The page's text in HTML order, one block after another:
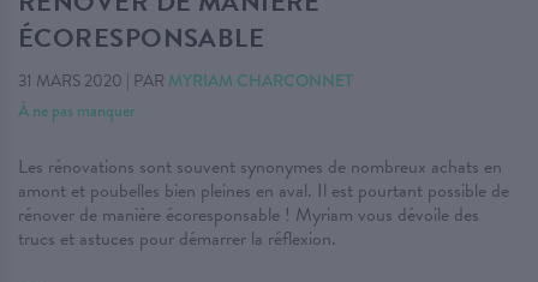
ÉCORESPONSABLE
31 MARS 2020 | PAR MYRIAM CHARCONNET
À ne pas manquer
Les rénovations sont souvent synonymes de nombreux achats en
amont et poubelles bien pleines en aval. Il est pourtant possible de
rénover de manière écoresponsable ! Myriam vous dévoile des
trucs et astuces pour démarrer la réflexion.